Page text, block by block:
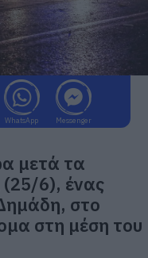
WhatsApp Messenger
μετά τα
(25/6), ένας
στο
στη μέση του